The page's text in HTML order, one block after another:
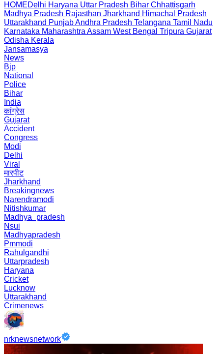
HOMEDelhi Haryana Uttar Pradesh Bihar Chhattisgarh
Madhya Pradesh Rajasthan Jharkhand Himachal Pradesh
Uttarakhand PunjabAndhra Pradesh Telangana Tamil Nadu
Karnataka Maharashtra Assam West Bengal Tripura Gujarat
Odisha Kerala
Jansamasya
News
Bjp
National
Police
Bihar
India
कांग्रेस
Gujarat
Accident
Congress
Modi
Delhi
Viral
मारपीट
Jharkhand
Breakingnews
Narendramodi
Nitishkumar
Madhya_pradesh
Nsui
Madhyapradesh
Pmmodi
Rahulgandhi
Uttarpradesh
Haryana
Cricket
Lucknow
Uttarakhand
Crimenews
nrknewsnetwork